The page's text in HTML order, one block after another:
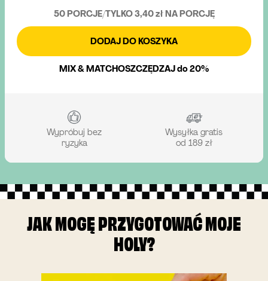
50 PORCJE/TYLKO 3,40 zł NA PORCJĘ
DODAJ DO KOSZYKA
MIX & MATCHOSZCZĘDZAJ do 20%
Wypróbuj bez
ryzyka
Wysyłka gratis
od 189 zł
JAK MOGĘ PRZYGOTOWAĆ MOJE
HOLY?